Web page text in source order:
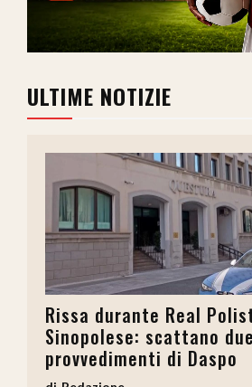
ULTIME NOTIZIE
Rissa durante Real
Sinopolese: scattano due
provvedimenti di Daspo